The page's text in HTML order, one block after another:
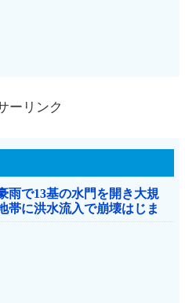
ーリンク
雨で13基の水門を開き大規
帯に洪水流入で崩壊はじま